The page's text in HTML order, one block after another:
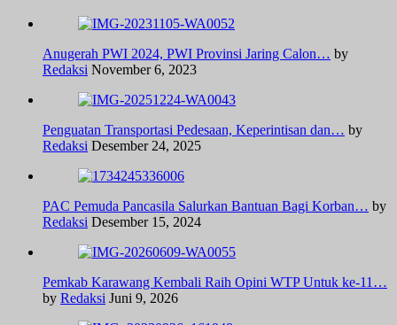
Anugerah PWI 2024, PWI Provinsi Jaring Calon… by
Redaksi November 6, 2023
Penguatan Transportasi Pedesaan, Keperintisan dan… by
Redaksi Desember 24, 2025
PAC Pemuda Pancasila Salurkan Bantuan Bagi Korban… by
Redaksi Desember 15, 2024
Pemkab Karawang Kembali Raih Opini WTP Untuk ke-11…
by Redaksi Juni 9, 2026